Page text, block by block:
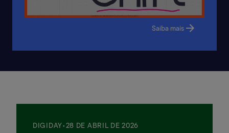
Saiba mais
DIGIDAY•28 DE ABRIL DE 2026